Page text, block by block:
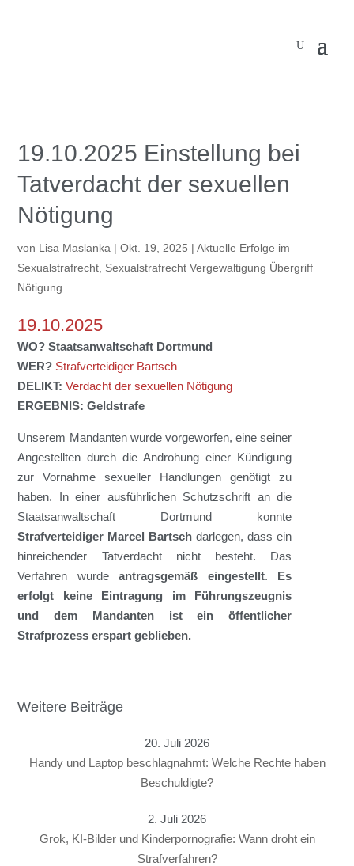
19.10.2025 Einstellung bei
Tatverdacht der sexuellen
Nötigung
von Lisa Maslanka |Okt. 19, 2025 |Aktuelle Erfolge im
Sexualstrafrecht Sexualstrafrecht Vergewaltigung Übergriff
Nötigung
19.10.2025
WO?Staatsanwaltschaft Dortmund
WER? Strafverteidiger Bartsch
DELIKT:Verdacht der sexuellen Nötigung
ERGEBNIS: Geldstrafe
Unserem Mandantenwurde vorgeworfen, eine seiner
Angestellten durch dieAndrohung einer Kündigung
zur
Vornahme sexueller Handlungengenötigt zu
haben.
In einer ausführlichen Schutzschrift an die
Staatsanwaltschaft Dortmund konnte
Strafverteidiger Marcel Bartsch darlegen,dass ein
hinreichender Tatverdacht nicht besteht. Das
Verfahren wurdeantragsgemäß eingestellt. Es
erfolgt keine Eintragung im Führungszeugnis
und dem Mandanten ist ein öffentlicher
Strafprozesserspart geblieben.
Weitere Beiträge
20. Juli 2026
Handy und Laptop beschlagnahmt: Welche Rechte haben
Beschuldigte?
2. Juli 2026
Grok, KI-Bilder und Kinderpornografie: Wann droht ein
Strafverfahren?